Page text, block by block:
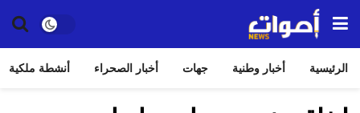
الرئيسية أخبار وطنية جهات أخبار الصحراء أنشطة ملكية